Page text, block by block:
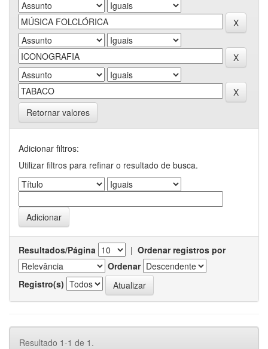
Retornar valores
Adicionar filtros:
Utilizar filtros para refinar o resultado de busca.
Resultados/Página | Ordenar registros por
Ordenar
Registro(s)
Resultado 1-1 de 1.